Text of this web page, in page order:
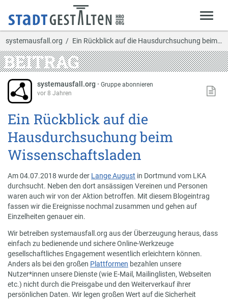
systemausfall.org Ein Rückblick auf die Hausdurchsuchung beim Wisse…
BEITRAG
systemausfall.org ·Gruppe abonnieren
vor 8 Jahren
Ein Rückblick auf die
Hausdurchsuchung beim
Wissenschaftsladen
Am 04.07.2018 wurde der Lange August in Dortmund vom LKA
durchsucht. Neben den dort ansässigen Vereinen und Personen
waren auch wir von der Aktion betroffen. Mit diesem Blogeintrag
fassen wir die Ereignisse nochmal zusammen und gehen auf
Einzelheiten genauer ein.
Wir betreiben systemausfall.org aus der Überzeugung heraus, dass
einfach zu bedienende und sichere Online-Werkzeuge
gesellschaftliches Engagement wesentlich erleichtern können.
Anders als bei den großen Plattformen bezahlen unsere
Nutzer*innen unsere Dienste (wie E-Mail, Mailinglisten, Webseiten
etc.) nicht durch die Preisgabe und den Weiterverkauf ihrer
persönlichen Daten. Wir legen großen Wert auf die Sicherheit